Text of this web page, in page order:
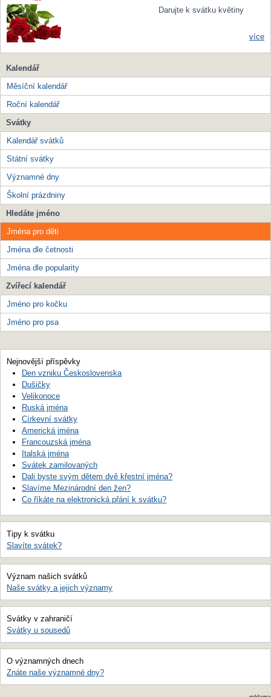
Darujte k svátku květiny
více
Kalendář
Měsíční kalendář
Roční kalendář
Svátky
Kalendář svátků
Státní svátky
Významné dny
Školní prázdniny
Hledáte jméno
Jména pro děti
Jména dle četnosti
Jména dle popularity
Zvířecí kalendář
Jméno pro kočku
Jméno pro psa
Nejnovější příspěvky
Den vzniku Československa
Dušičky
Velikonoce
Ruská jména
Církevní svátky
Americká jména
Francouzská jména
Italská jména
Svátek zamilovaných
Dali byste svým dětem dvě křestní jména?
Slavíme Mezinárodní den žen?
Co říkáte na elektronická přání k svátku?
Tipy k svátku
Slavíte svátek?
Význam našich svátků
Naše svátky a jejich významy
Svátky v zahraničí
Svátky u sousedů
O významných dnech
Znáte naše významné dny?